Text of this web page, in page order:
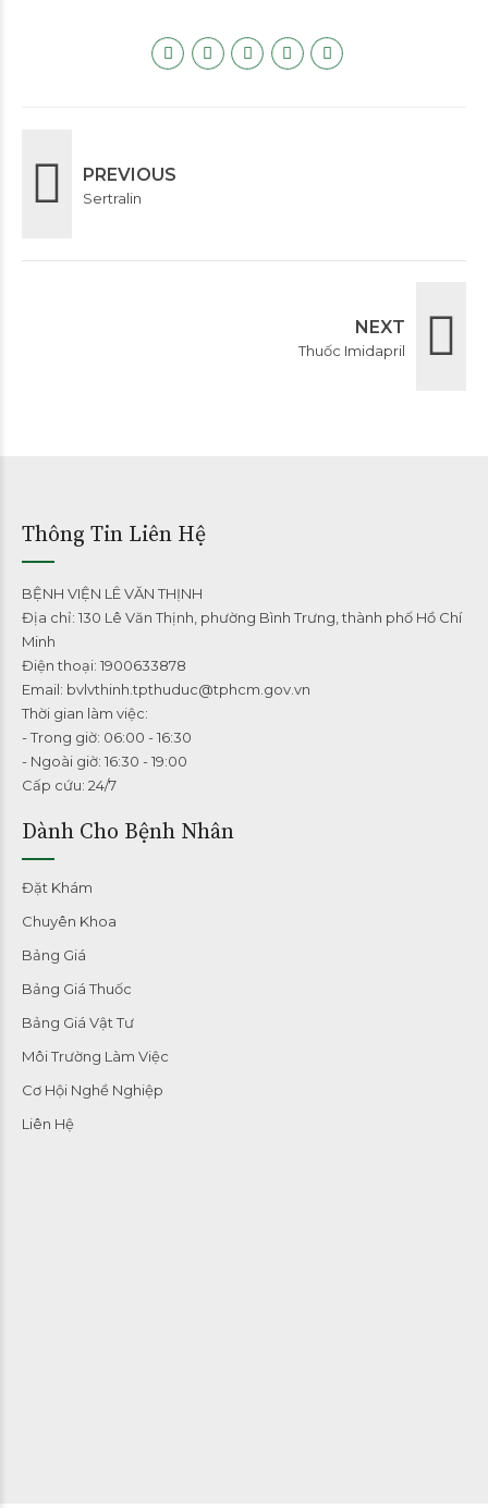
PREVIOUS
Sertralin
NEXT
Thuốc Imidapril
Thông Tin Liên Hệ
BỆNH VIỆN LÊ VĂN THỊNH
Địa chỉ: 130 Lê Văn Thịnh, phường Bình Trưng, thành phố Hồ Chí
Minh
Điện thoại: 1900633878
Email: bvlvthinh.tpthuduc@tphcm.gov.vn
Thời gian làm việc:
- Trong giờ: 06:00 - 16:30
- Ngoài giờ: 16:30 - 19:00
Cấp cứu: 24/7
Dành Cho Bệnh Nhân
Đặt Khám
Chuyên Khoa
Bảng Giá
Bảng Giá Thuốc
Bảng Giá Vật Tư
Môi Trường Làm Việc
Cơ Hội Nghề Nghiệp
Liên Hệ